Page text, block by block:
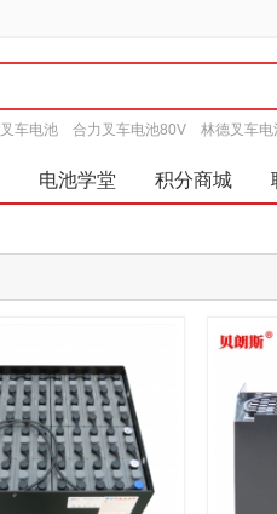
叉车电池 合力叉车电池80V 林德叉车电
电池学堂 积分商城